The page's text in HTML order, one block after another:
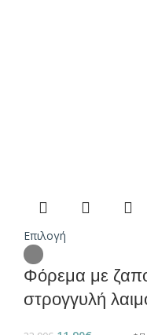
Επιλογή
Φόρεμα με
στρογγυλή